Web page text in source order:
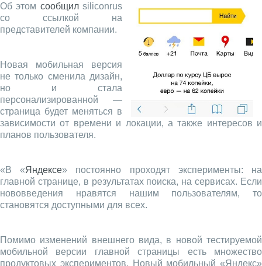
Об этом сообщилsiliconrus
со ссылкой на
представителей компании.
Новая мобильная версия
не только сменила дизайн,
но и стала
персонализированной —
страница будет меняться в
зависимости от времени и локации, а также интересов и
планов пользователя.
«В «Яндексе» постоянно проходят эксперименты: на
главной странице, в результатах поиска, на сервисах. Если
нововведения нравятся нашим пользователям, то
становятся доступными для всех.
Помимо изменений внешнего вида, в новой тестируемой
мобильной версии главной страницы есть множество
продуктовых экспериментов. Новый мобильный «Яндекс»